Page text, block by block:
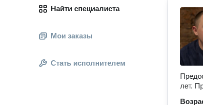
Найти специалиста
Мои заказы
Стать исполнителем
лет.